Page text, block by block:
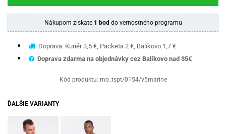
Nákupom získate 1 bod do vernostného programu
Doprava: Kuriér 3,5 €, Packeta 2 €, Balíkovo 1,7 €
Doprava zdarma na objednávky cez Balíkovo nad 35€
Kód produktu: mo_tspt/0154/v5marine
ĎALŠIE VARIANTY